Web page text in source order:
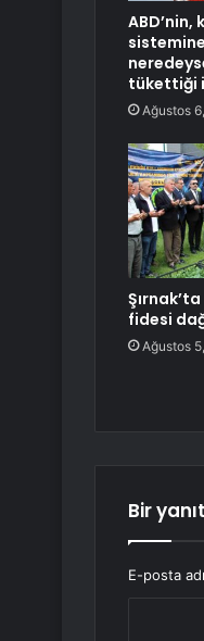
tükettiği
Ağustos
fidesi
Ağustos
Bir
E-posta